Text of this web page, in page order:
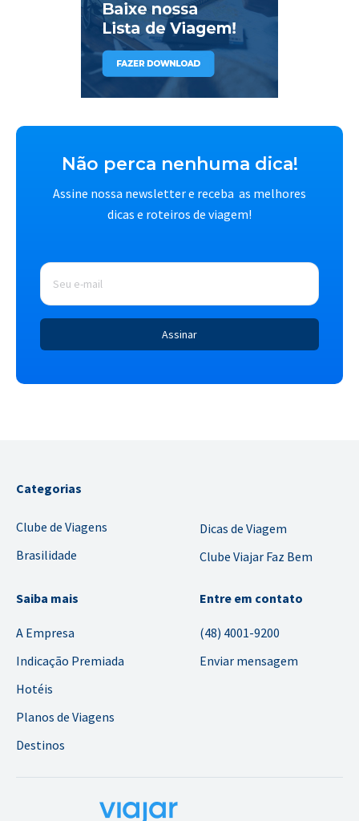
Não perca nenhuma dica!
Assine nossa newsletter e receba as melhores
dicas e roteiros de viagem!
E-
mail *
Categorias
Clube de Viagens
Brasilidade
Dicas de Viagem
Clube Viajar Faz Bem
Saiba mais
A Empresa
Indicação Premiada
Hotéis
Planos de Viagens
Destinos
Entre em contato
(48) 4001-9200
Enviar mensagem